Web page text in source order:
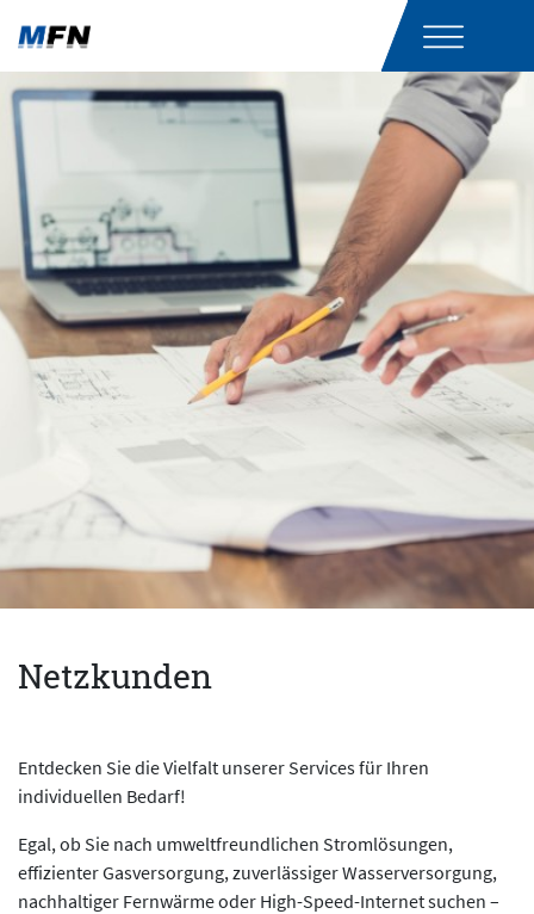
Netzkunden
Entdecken Sie die Vielfalt unserer Services für Ihren
individuellen Bedarf!
Egal, ob Sie nach umweltfreundlichen Stromlösungen,
effizienter Gasversorgung, zuverlässiger Wasserversorgung,
nachhaltiger Fernwärme oder High-Speed-Internet suchen –